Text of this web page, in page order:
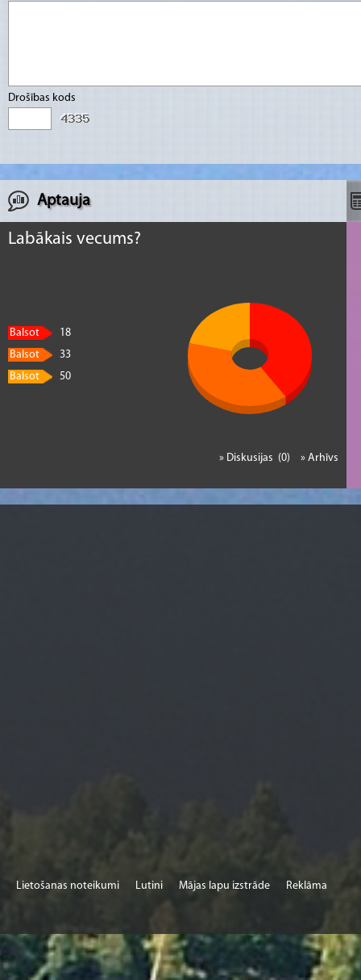
Drošības kods
Aptauja
Labākais vecums?
Balsot
18
Balsot
33
Balsot
50
» Arhīvs
» Diskusijas (0)
Lietošanas noteikumi Lutini Mājas lapu izstrāde Reklāma